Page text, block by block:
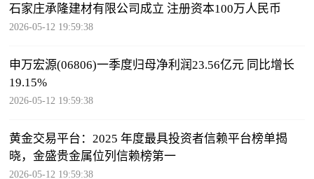
石家庄承隆建材有限公司成立 注册资本100万人民币
2026-05-12 19:59:38
申万宏源(06806)一季度归母净利润23.56亿元 同比增长
19.15%
2026-05-12 19:59:38
黄金交易平台：2025 年度最具投资者信赖平台榜单揭
晓，金盛贵金属位列信赖榜第一
2026-05-12 19:59:38